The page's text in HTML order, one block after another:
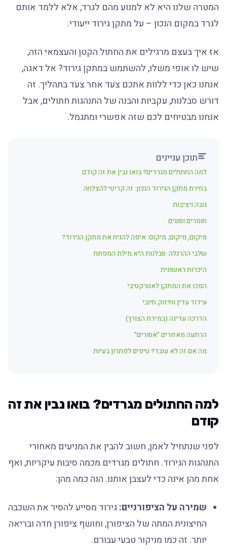
המטרה שלנו היא לא למנוע מהם לגרד, אלא ללמד אותם
לגרד במקום הנכון – על מתקן גירוד ייעודי.
אז איך בעצם מרגילים את החתול הקטן והעצמאי הזה,
שיש לו אופי משלו, להשתמש במתקן גירוד? אל דאגה,
אנחנו כאן כדי ללוות אתכם צעד אחר צעד בתהליך. זה
דורש סבלנות, עקביות והבנה של התנהגות חתולים, אבל
אנחנו מבטיחים לכם שזה אפשרי ומתגמל.
תוכן עניינים
למה החתולים מגרדים? בואו נבין את זה קודם
בחירת מתקן הגירוד הנכון: זה קריטי להצלחה
גובה ויציבות
חומרים וסוגים
מיקום, מיקום, מיקום: איפה להניח את מתקן הגירוד?
שלבי ההרגלה: סבלנות היא מילת המפתח
היכרות ראשונית
הפכו את המתקן לאטרקטיבי
עידוד עדין וחיזוק חיובי
הדרכה עדינה (במידת הצורך)
הרתעה מאזורים "אסורים"
מה אם זה לא עובד? טיפים לפתרון בעיות
למה החתולים מגרדים? בואו נבין את זה
קודם
לפני שנתחיל לאמן, חשוב להבין את המניעים מאחורי
התנהגות הגירוד. חתולים מגרדים מכמה סיבות עיקריות, ואף
אחת מהן אינה כדי לעצבן אותנו. הנה כמה מהן:
שמירה על הציפורניים:גירוד מסייע להסיר את השכבה
החיצונית המתה של הציפורן, וחושף ציפורן חדה ובריאה
יותר. זה כמו מניקור טבעי עבורם.